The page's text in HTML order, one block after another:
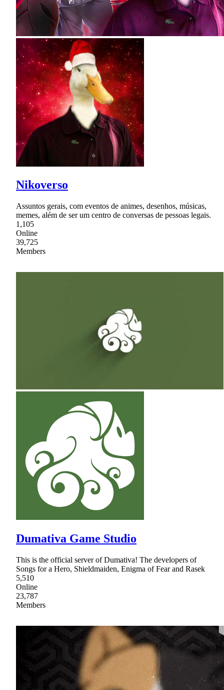
Nikoverso
Assuntos gerais, com eventos de animes, desenhos, músicas,
memes, além de ser um centro de conversas de pessoas legais.
1,105
Online
39,725
Members
Dumativa Game Studio
This is the official server of Dumativa! The developers of
Songs for a Hero, Shieldmaiden, Enigma of Fear and Rasek
5,510
Online
23,787
Members